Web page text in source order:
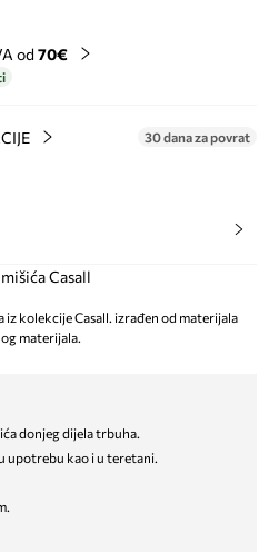
od 70€
30 dana za povrat
Casall
iz kolekcije Casall. izrađen od materijala
materijala.
donjeg dijela trbuha.
upotrebu kao i u teretani.